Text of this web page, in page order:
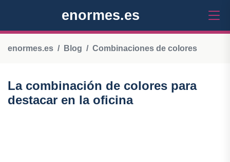
enormes.es
enormes.es Blog Combinaciones de colores
La combinación de colores para
destacar en la oficina